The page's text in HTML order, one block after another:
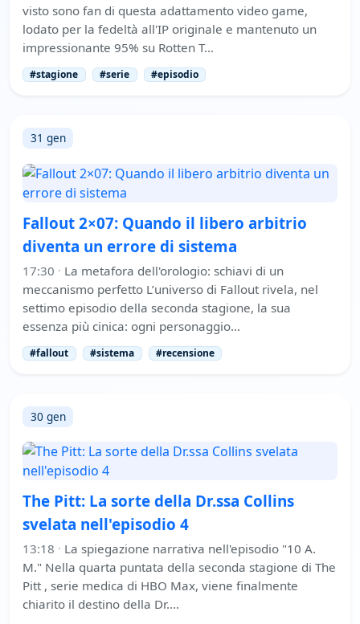
visto sono fan di questa adattamento video game,
lodato per la fedeltà all'IP originale e mantenuto un
impressionante 95% su Rotten T…
#stagione #serie #episodio
31 gen
Fallout 2×07: Quando il libero arbitrio
diventa un errore di sistema
17:30 · La metafora dell'orologio: schiavi di un
meccanismo perfetto L’universo di Fallout rivela, nel
settimo episodio della seconda stagione, la sua
essenza più cinica: ogni personaggio…
#fallout #sistema #recensione
30 gen
The Pitt: La sorte della Dr.ssa Collins
svelata nell'episodio 4
13:18 · La spiegazione narrativa nell'episodio "10 A.
M." Nella quarta puntata della seconda stagione di The
Pitt , serie medica di HBO Max, viene finalmente
chiarito il destino della Dr.…